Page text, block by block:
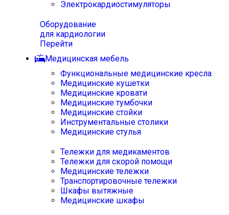
Электрокардиостимуляторы
Оборудование
для кардиологии
Перейти
Медицинская мебель
Функциональные медицинские кресла
Медицинские кушетки
Медицинские кровати
Медицинские тумбочки
Медицинские стойки
Инструментальные столики
Медицинские стулья
Тележки для медикаментов
Тележки для скорой помощи
Медицинские тележки
Транспортировочные тележки
Шкафы вытяжные
Медицинские шкафы